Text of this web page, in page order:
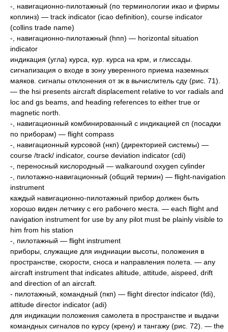
-, навигационно-пилотажный (пo терминологии икао и фирмы
коплинз) — track indicator (icao definition), course indicator
(collins trade name)
-, навигационно-пилотажный (hпп) — horizontal situation
indicator
индикация (угла) курса, кур. курса на крм, и глиссады.
сигнапизация о входе в зону уверенного приема наземных
маяков. сигнапы отклонения от зк в вычислитель сду (рис. 71).
— the hsi presents aircraft displacement relative to vor radials and
loc and gs beams, and heading references to either true or
magnetic north.
-, навигационный комбинированный с индикацией сп (посадки
по приборам) — flight compass
-, навигационный курсовой (нкп) (директорией системы) —
course /track/ indicator, course deviation indicator (cdi)
-, переносный кислородный — walkaround oxygen cylinder
-, пилотажно-навигационный (общий термин) — flight-navigation
instrument
каждый навигационно-пилотажный прибор должен быть
хорошо виден летчику с его рабочего места. — each flight and
navigation instrument for use by any pilot must be plainly visible to
him from his station
-, пилотажный — flight instrument
приборы, служащие для индниации высоты, положения в
пространстве, скорости, сноса и направления полета. — any
aircraft instrument that indicates altitude, attitude, aispeed, drift
and direction of an aircraft.
- пилотажный, командный (пкп) — flight director indicator (fdi),
attitude director indicator (adi)
для индикации положения самолета в пространстве и выдачи
командных сигналов пo курсу (крену) и тангажу (рис. 72). — the